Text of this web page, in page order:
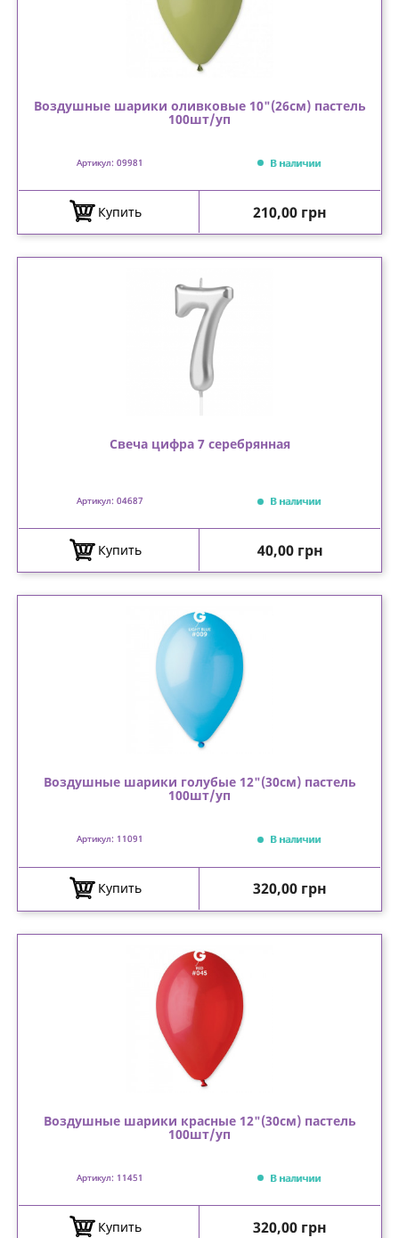
Воздушные шарики оливковые 10"(26см) пастель
100шт/уп
Артикул: 09981 В наличии
Купить Цена
210,00 грн
Свеча цифра 7 серебрянная
Артикул: 04687 В наличии
Купить Цена
40,00 грн
Воздушные шарики голубые 12"(30см) пастель
100шт/уп
Артикул: 11091 В наличии
Купить Цена
320,00 грн
Воздушные шарики красные 12"(30см) пастель
100шт/уп
Артикул: 11451 В наличии
Купить Цена
320,00 грн